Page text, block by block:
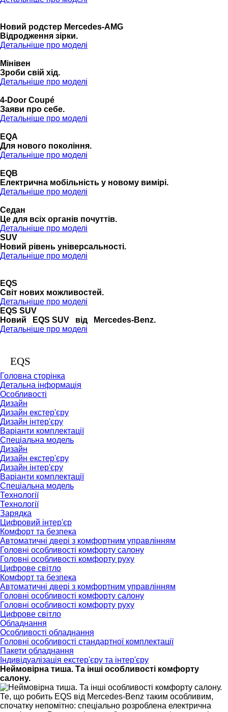
Новий родстер Mercedes-AMG
Відродження зірки.
Детальніше про моделі
Мінівен
Зроби свій хід.
Детальніше про моделі
4-Door Coupé
Заяви про себе.
Детальніше про моделі
EQA
Для нового покоління.
Детальніше про моделі
EQB
Електрична мобільність у новому вимірі.
Детальніше про моделі
Седан
Це для всіх органів почуттів.
Детальніше про моделі
SUV
Новий рівень універсальності.
Детальніше про моделі
EQS
Cвіт нових можливостей.
Детальніше про моделі
EQS SUV
Новий EQS SUV від Mercedes-Benz.
Детальніше про моделі
EQS
Головна сторінка
Детальна інформація
Особливості
Дизайн
Дизайн екстер'єру
Дизайн інтер'єру
Варіанти комплектації
Спеціальна модель
Дизайн
Дизайн екстер'єру
Дизайн інтер'єру
Варіанти комплектації
Спеціальна модель
Технології
Технології
Зарядка
Цифровий інтер'єр
Комфорт та безпека
Автоматичні двері з комфортним управлінням
Головні особливості комфорту салону
Головні особливості комфорту руху
Цифрове світло
Комфорт та безпека
Автоматичні двері з комфортним управлінням
Головні особливості комфорту салону
Головні особливості комфорту руху
Цифрове світло
Обладнання
Особливості обладнання
Головні особливості стандартної комплектації
Пакети обладнання
Індивідуалізація екстер'єру та інтер'єру
Неймовірна тиша. Та інші особливості комфорту
салону.
Те, що робить EQS від Mercedes-Benz таким особливим,
спочатку непомітно: спеціально розроблена електрична